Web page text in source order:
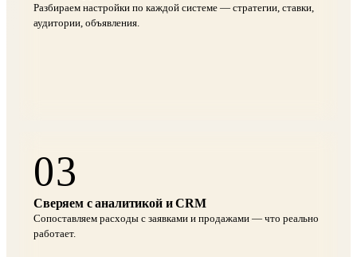
Разбираем настройки по каждой системе — стратегии, ставки,
аудитории, объявления.
03
Сверяем с аналитикой и CRM
Сопоставляем расходы с заявками и продажами — что реально
работает.